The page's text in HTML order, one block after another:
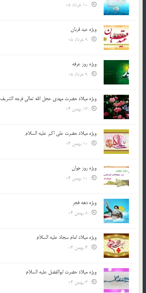
ویژه عید قربان
ویژه روز عرفه
ویژه میلاد حضرت مهدی عجل الله تعالی فرجه الشريف
ویژه میلاد حضرت علی اکبر علیه السلام
ویژه روز جوان
ویژه دهه فجر
ویژه میلاد امام سجاد علیه السلام
ویژه میلاد حضرت ابوالفضل علیه السلام